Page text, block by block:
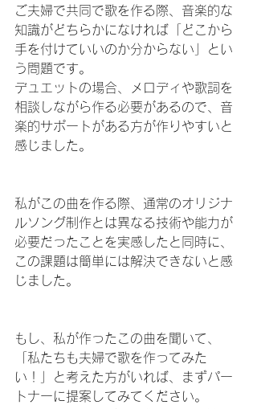
ご夫婦で共同で歌を作る際、音楽的な
知識がどちらかになければ「どこから
手を付けていいのか分からない」とい
う問題です。
デュエットの場合、メロディや歌詞を
相談しながら作る必要があるので、音
楽的サポートがある方が作りやすいと
感じました。
私がこの曲を作る際、通常のオリジナ
ルソング制作とは異なる技術や能力が
必要だったことを実感したと同時に、
この課題は簡単には解決できないと感
じました。
もし、私が作ったこの曲を聞いて、
「私たちも夫婦で歌を作ってみた
い！」と考えた方がいれば、まずパー
トナーに提案してみてください。